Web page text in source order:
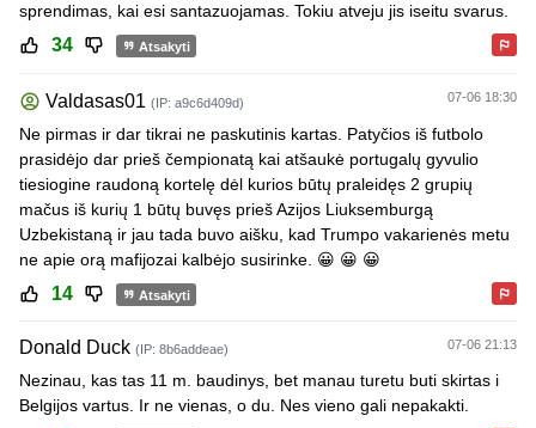
sprendimas, kai esi santazuojamas. Tokiu atveju jis iseitu svarus.
34 Atsakyti
Valdasas01 (IP: a9c6d409d) 07-06 18:30
Ne pirmas ir dar tikrai ne paskutinis kartas. Patyčios iš futbolo
prasidėjo dar prieš čempionatą kai atšaukė portugalų gyvulio
tiesiogine raudoną kortelę dėl kurios būtų praleidęs 2 grupių
mačus iš kurių 1 būtų buvęs prieš Azijos Liuksemburgą
Uzbekistaną ir jau tada buvo aišku, kad Trumpo vakarienės metu
ne apie orą mafijozai kalbėjo susirinke. 😀 😀 😀
14 Atsakyti
Donald Duck (IP: 8b6addeae) 07-06 21:13
Nezinau, kas tas 11 m. baudinys, bet manau turetu buti skirtas i
Belgijos vartus. Ir ne vienas, o du. Nes vieno gali nepakakti.